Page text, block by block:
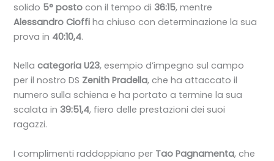
solido 5° posto con il tempo di 36:15, mentre
Alessandro Cioffi ha chiuso con determinazione la sua
prova in 40:10,4.
Nellacategoria U23, esempio d’impegno sul campo
per il nostro DS Zenith Pradella, che ha attaccato il
numero sulla schiena e ha portato a termine la sua
scalata in 39:51,4, fiero delle prestazioni dei suoi
ragazzi.
I complimenti raddoppiano per Tao Pagnamenta, che